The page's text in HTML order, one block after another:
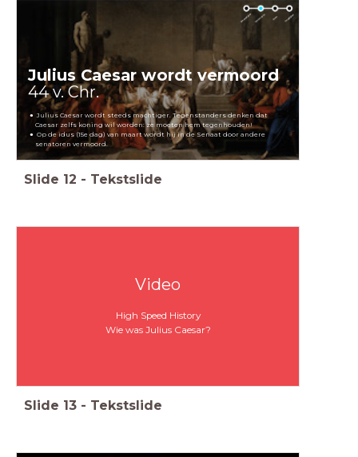
Julius Caesar wordt vermoord
44 v. Chr.
Julius Caesar wordt steeds machtiger. Tegenstanders denken dat
Caesar zelfs koning wil worden: ze moeten hem tegenhouden!
Op de idus (15e dag) van maart wordt hij in de Senaat door andere
senatoren vermoord.
Slide 12 - Tekstslide
Video
High Speed History
Wie was Julius Caesar?
Slide 13 - Tekstslide